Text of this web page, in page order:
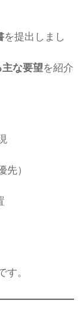
を提出しまし
な要望を紹介
）
す。